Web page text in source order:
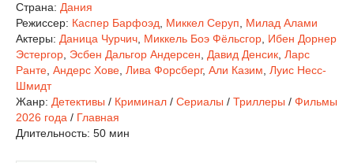
Страна: Дания
Режиссер: Каспер Барфоэд Миккел Серуп
Милад Алами
Актеры: Даница Чурчич Миккель Боэ Фёльсгор Ибен Дорнер
Эстергор Эсбен Дальгор Андерсен Давид Денсик Ларс
Ранте Андерс Хове Лива Форсберг, Али Казим Луис Несс-
Шмидт
Жанр: Детективы / Криминал / Сериалы / Триллеры / Фильмы
2026 года / Главная
Длительность: 50 мин